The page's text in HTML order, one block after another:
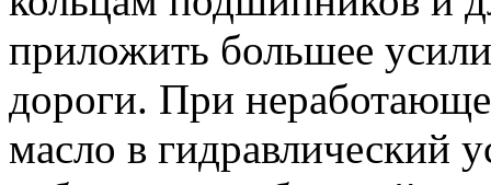
приложить большее
дороги. При
масло в гидравлический